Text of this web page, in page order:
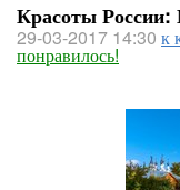
Красоты
29-03-2017 14:30 к
понравилось!